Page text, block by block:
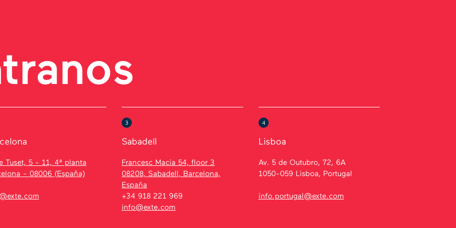
Tuset, 5 - 11, 4ª planta
- 08006 (España)
3
Sabadell
Francesc Macia 54, floor 3
08208, Sabadell, Barcelona,
España
+34 918 221 969
info@exte.com
4
Lisboa
Av. 5 de Outubro, 72, 6A
1050-059 Lisboa, Portugal
info.portugal@exte.com